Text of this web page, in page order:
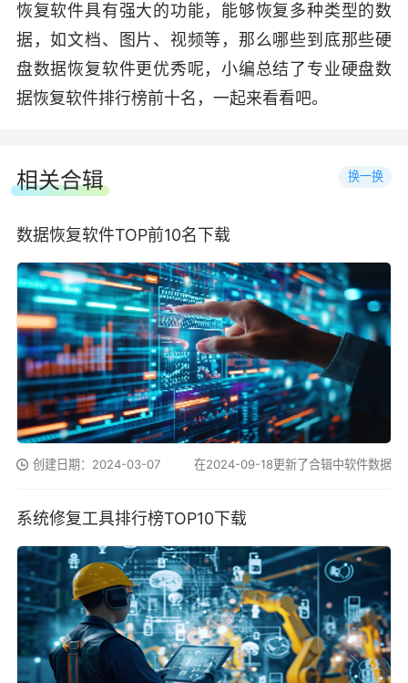
恢复软件具有强大的功能，能够恢复多种类型的数
据，如文档、图片、视频等，那么哪些到底那些硬
盘数据恢复软件更优秀呢，小编总结了专业硬盘数
据恢复软件排行榜前十名，一起来看看吧。
相关合辑 换一换
数据恢复软件TOP前10名下载
创建日期：2024-03-07 在2024-09-18更新了合辑中软件数据
系统修复工具排行榜TOP10下载